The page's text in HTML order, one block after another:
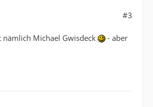
#3
Michael Gwisdeck
- aber